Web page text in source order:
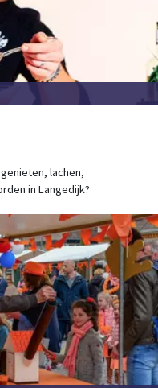
genieten, lachen,
in Langedijk?